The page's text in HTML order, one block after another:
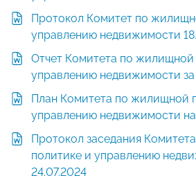
Протокол Комитет по
управлению недвижимости
Отчет Комитета по жилищной
управлению недвижимости
План Комитета по жилищной
управлению недвижимости
Протокол заседания
политике и управлению
24.07.2024